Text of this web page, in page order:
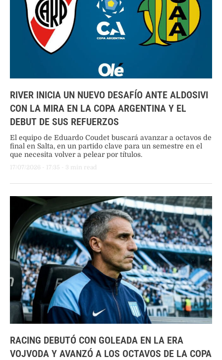
RIVER INICIA UN NUEVO DESAFÍO ANTE ALDOSIVI
CON LA MIRA EN LA COPA ARGENTINA Y EL
DEBUT DE SUS REFUERZOS
El equipo de Eduardo Coudet buscará avanzar a octavos de
final en Salta, en un partido clave para un semestre en el
que necesita volver a pelear por títulos.
17/07/2026 - 17:35 - 3 min read
RACING DEBUTÓ CON GOLEADA EN LA ERA
VOJVODA Y AVANZÓ A LOS OCTAVOS DE LA COPA